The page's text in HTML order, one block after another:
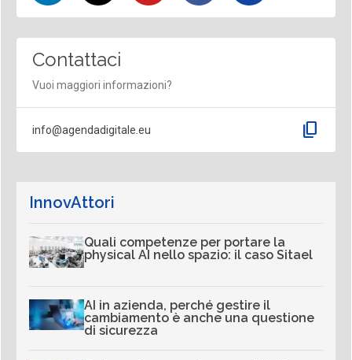
Contattaci
Vuoi maggiori informazioni?
info@agendadigitale.eu content_copy
InnovAttori
Quali competenze per portare la
physical AI nello spazio: il caso Sitael
AI in azienda, perché gestire il
cambiamento è anche una questione
di sicurezza